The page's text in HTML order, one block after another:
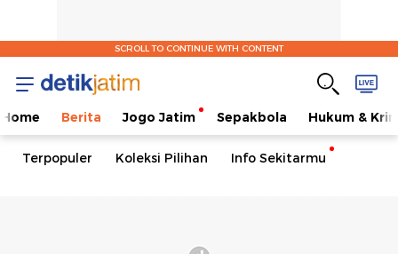
SCROLL TO CONTINUE WITH CONTENT
Home Berita Jogo Jatim Sepakbola Hukum &
Terpopuler Koleksi Pilihan Info Sekitarmu